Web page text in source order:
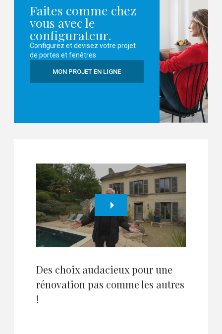
Faites comme chez
vous avec le
configurateur.
Configurez et devisez votre projet
de portes et fenêtres
MON PROJET EN LIGNE
Des choix audacieux pour une
rénovation pas comme les autres
!